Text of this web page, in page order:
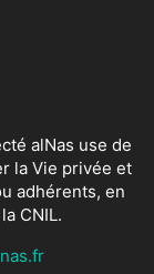
alNas use de
la Vie privée et
adhérents, en
CNIL.